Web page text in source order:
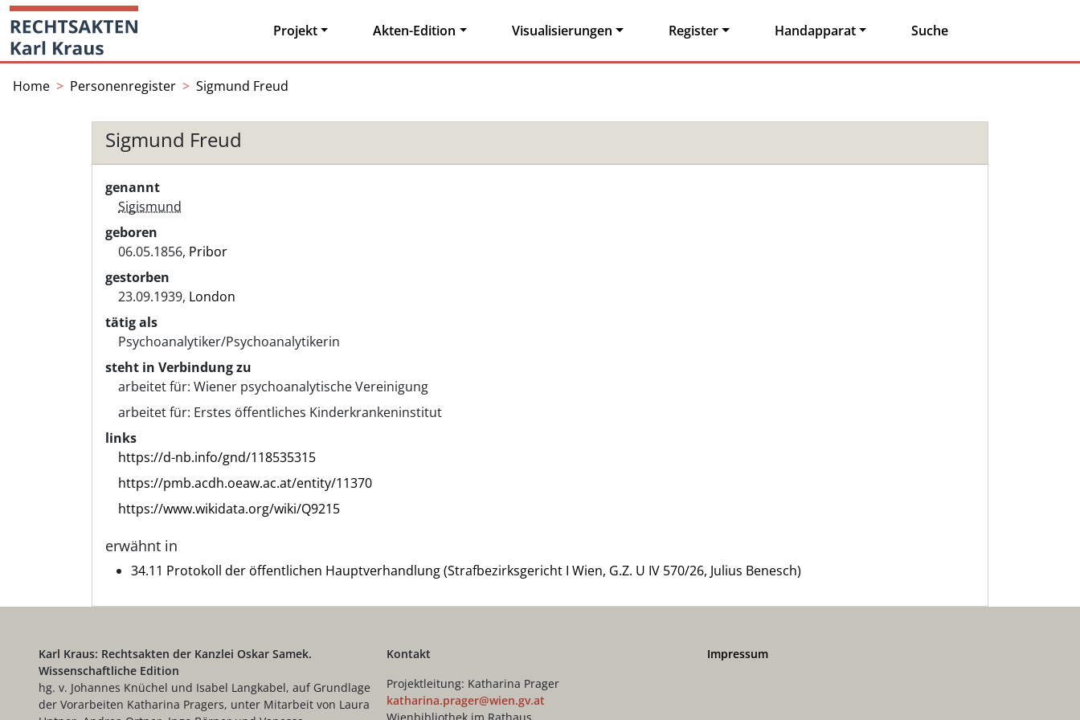
Skip
content
Startseite
Projekt Akten-Edition Visualisierungen Register Handapparat Suche
Home Personenregister Sigmund Freud
Sigmund Freud
genannt
Sigismund
geboren
06.05.1856, Pribor
gestorben
23.09.1939, London
tätig als
Psychoanalytiker/Psychoanalytikerin
steht in Verbindung zu
arbeitet für: Wiener psychoanalytische Vereinigung
arbeitet für: Erstes öffentliches Kinderkrankeninstitut
links
https://d-nb.info/gnd/118535315
https://pmb.acdh.oeaw.ac.at/entity/11370
https://www.wikidata.org/wiki/Q9215
erwähnt in
34.11 Protokoll der öffentlichen Hauptverhandlung (Strafbezirksgericht I Wien, G.Z. U IV 570/26, Julius Benesch)
Karl Kraus: Rechtsakten der Kanzlei Oskar Samek.
Wissenschaftliche Edition
hg. v. Johannes Knüchel und Isabel Langkabel, auf Grundlage
der Vorarbeiten Katharina Pragers, unter Mitarbeit von Laura
Kontakt
Projektleitung: Katharina Prager
katharina.prager@wien.gv.at
Impressum